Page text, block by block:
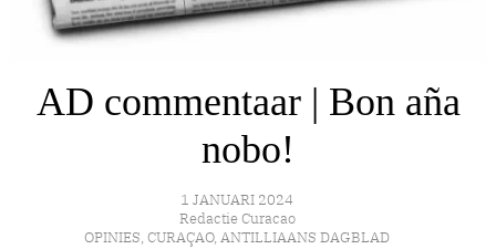
AD commentaar | Bon aña
nobo!
1 JANUARI 2024
Redactie Curacao
OPINIES, CURAÇAO, ANTILLIAANS DAGBLAD